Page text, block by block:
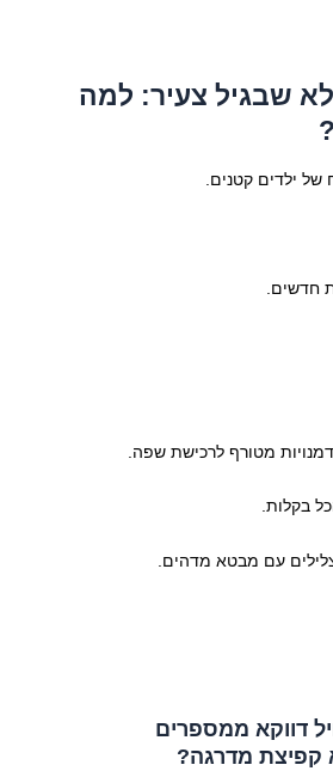
שבגיל צעיר: למה
ילדים קטנים.
חדשים.
מטורף לרכישת שפה.
בקלות.
עם מבטא מדהים.
דווקא ממספרים
קפיצת מדרגה?